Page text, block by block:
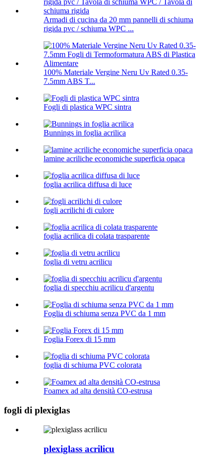
Armadi di cucina da 20 mm pannelli di schiuma
rigida pvc / schiuma WPC ...
100% Materiale Vergine Neru Uv Rated 0.35-
7.5mm ABS T...
Fogli di plastica WPC sintra
Bunnings in foglia acrilica
lamine acriliche economiche superficia opaca
foglia acrilica diffusa di luce
fogli acrilichi di culore
foglia acrilica di colata trasparente
foglia di vetru acrilicu
foglia di specchiu acrilicu d'argentu
Foglia di schiuma senza PVC da 1 mm
Foglia Forex di 15 mm
foglia di schiuma PVC colorata
Foamex ad alta densità CO-estrusa
fogli di plexiglas
plexiglass acrilicu